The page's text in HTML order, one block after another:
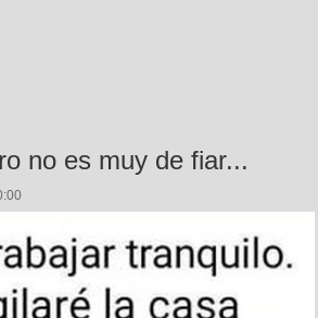
no es muy de fiar...